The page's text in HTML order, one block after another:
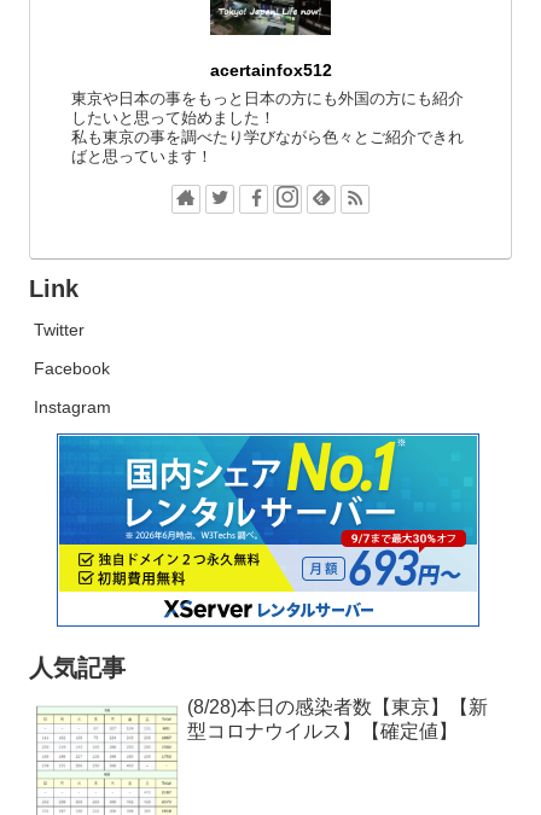
acertainfox512
東京や日本の事をもっと日本の方にも外国の方にも紹介
したいと思って始めました！
私も東京の事を調べたり学びながら色々とご紹介できれ
ばと思っています！
Link
Twitter
Facebook
Instagram
人気記事
(8/28)本日の感染者数【東京】【新
型コロナウイルス】【確定値】